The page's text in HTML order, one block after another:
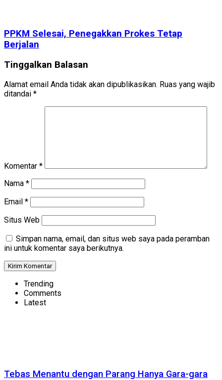
PPKM Selesai, Penegakkan Prokes Tetap
Berjalan
Tinggalkan Balasan
Alamat email Anda tidak akan dipublikasikan. Ruas yang wajib
ditandai *
Komentar *
Nama *
Email *
Situs Web
Simpan nama, email, dan situs web saya pada peramban
ini untuk komentar saya berikutnya.
Trending
Comments
Latest
Tebas Menantu dengan Parang Hanya Gara-gara